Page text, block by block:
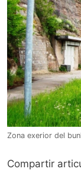
Zona exerior del
Compartir